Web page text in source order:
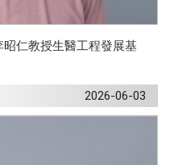
仁教授生醫工程發展基
2026-06-03